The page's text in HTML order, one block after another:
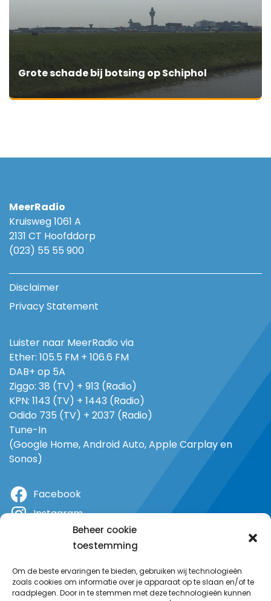
Beheer cookie
toestemming
Om de beste ervaringen te bieden, gebruiken wij technologieën
zoals cookies om informatie over je apparaat op te slaan en/of te
raadplegen. Door in te stemmen met deze technologieën kunnen
Grote schade bij botsing op Schiphol
MeerRadio
Kruisweg 1061 A
2131 CT Hoofddorp
(023) 55 55 900
Disclaimer
Privacy Statement
Luister naar MeerRadio via
Ether: 105.5 FM + 106.6 FM
DAB+ op 5A
Ziggo: 38 (TV) + 913 (Radio)
KPN: 1143 (TV) + 1443 (Radio)
Odido 735 (TV) + 2037 (Radio)
Tune-In
(Google Home, Android Auto, Apple Carplay en
Sonos)
Facebook
Instagram
YouTube